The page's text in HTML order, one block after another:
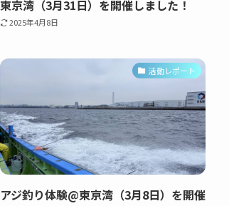
東京湾（3月31日）を開催しました！
2025年4月8日
活動レポート
アジ釣り体験@東京湾（3月8日）を開催